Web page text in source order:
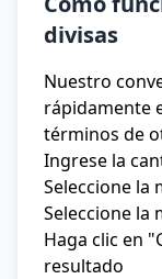
divisas
Nuestro
rápidamente
términos de
Ingrese la
Seleccione la
Seleccione la
Haga clic en
resultado